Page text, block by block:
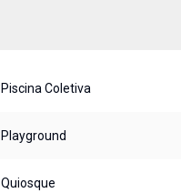
Piscina Coletiva
Playground
Quiosque